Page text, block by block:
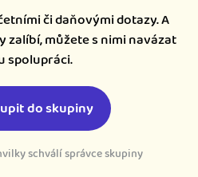
či daňovými dotazy. A
zalíbí, můžete s nimi navázat
spolupráci.
do skupiny
schválí správce skupiny